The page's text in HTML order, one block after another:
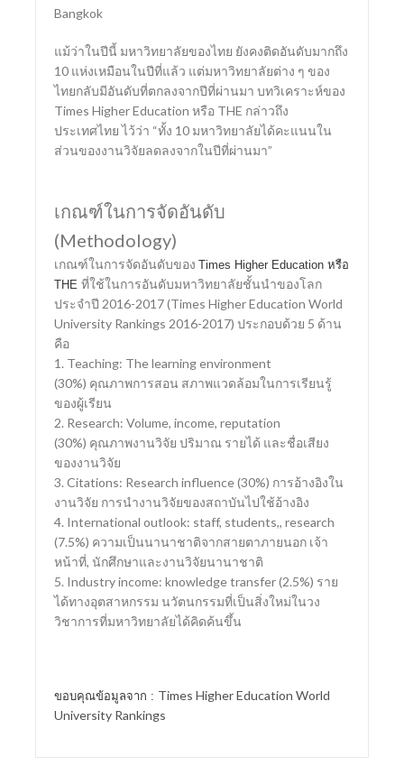
Bangkok
แม้ว่าในปีนี้ มหาวิทยาลัยของไทย ยังคงติดอันดับมากถึง
10 แห่งเหมือนในปีที่แล้ว แต่มหาวิทยาลัยต่าง ๆ ของ
ไทยกลับมีอันดับที่ตกลงจากปีที่ผ่านมา บทวิเคราะห์ของ
Times Higher Education หรือ THE กล่าวถึง
ประเทศไทย ไว้ว่า “ทั้ง 10 มหาวิทยาลัยได้คะแนนใน
ส่วนของงานวิจัยลดลงจากในปีที่ผ่านมา”
เกณฑ์ในการจัดอันดับ
(Methodology)
เกณฑ์ในการจัดอันดับของ Times Higher Education หรือ
THE ที่ใช้ในการอันดับมหาวิทยาลัยชั้นนำของโลก
ประจำปี 2016-2017 (Times Higher Education World
University Rankings 2016-2017) ประกอบด้วย 5 ด้าน
คือ
1. Teaching: The learning environment
(30%) คุณภาพการสอน สภาพแวดล้อมในการเรียนรู้
ของผู้เรียน
2. Research: Volume, income, reputation
(30%) คุณภาพงานวิจัย ปริมาณ รายได้ และชื่อเสียง
ของงานวิจัย
3. Citations: Research influence (30%) การอ้างอิงใน
งานวิจัย การนำงานวิจัยของสถาบันไปใช้อ้างอิง
4. International outlook: staff, students,, research
(7.5%) ความเป็นนานาชาติจากสายตาภายนอก เจ้า
หน้าที่, นักศึกษาและงานวิจัยนานาชาติ
5. Industry income: knowledge transfer (2.5%) ราย
ได้ทางอุตสาหกรรม นวัตนกรรมที่เป็นสิ่งใหม่ในวง
วิชาการที่มหาวิทยาลัยได้คิดค้นขึ้น
ขอบคุณข้อมูลจาก : Times Higher Education World
University Rankings